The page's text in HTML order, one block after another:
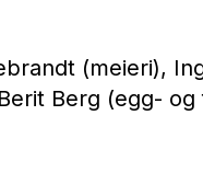
(meieri),
Berg (egg-